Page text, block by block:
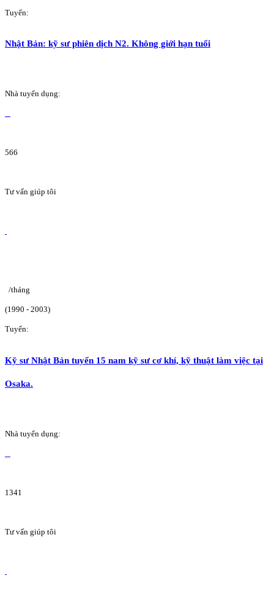
Tuyển:
Nhật Bản: kỹ sư phiên dịch N2. Không giới hạn tuổi
Nhà tuyển dụng:
566
Tư vấn giúp tôi
/tháng
(1990 - 2003)
Tuyển:
Kỹ sư Nhật Bản tuyển 15 nam kỹ sư cơ khí, kỹ thuật làm việc tại
Osaka.
Nhà tuyển dụng:
1341
Tư vấn giúp tôi